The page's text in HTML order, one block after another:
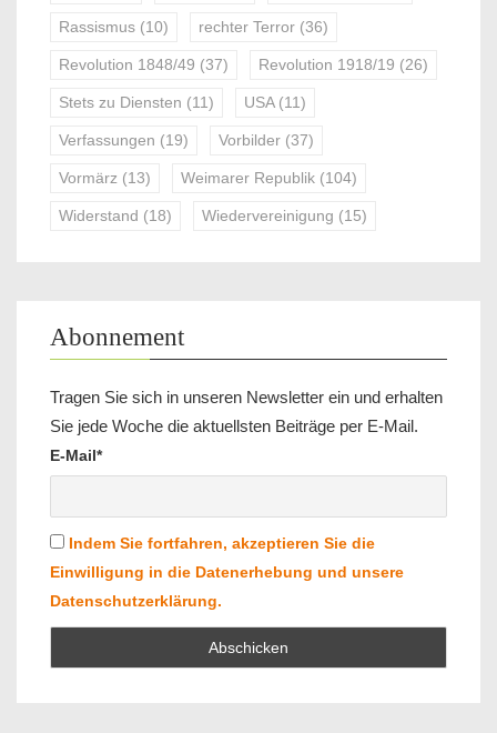
Rassismus (10) rechter Terror (36)
Revolution 1848/49 (37) Revolution 1918/19 (26)
Stets zu Diensten (11) USA(11)
Verfassungen (19) Vorbilder (37)
Vormärz (13) Weimarer Republik (104)
Widerstand (18) Wiedervereinigung (15)
Abonnement
Tragen Sie sich in unseren Newsletter ein und erhalten
Sie jede Woche die aktuellsten Beiträge per E-Mail.
E-Mail*
Indem Sie fortfahren, akzeptieren Sie die
Einwilligung in die Datenerhebung und unsere
Datenschutzerklärung.